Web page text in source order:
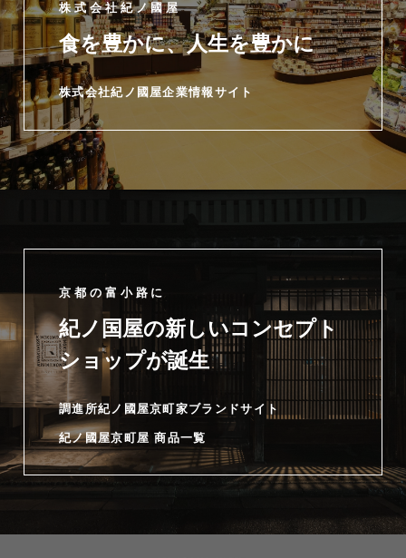
株式会社紀ノ國屋
食を豊かに、人生を豊かに
株式会社紀ノ國屋企業情報サイト
京都の富小路に
紀ノ国屋の新しいコンセプト
ショップが誕生
調進所紀ノ國屋京町家ブランドサイト
紀ノ國屋京町屋 商品一覧